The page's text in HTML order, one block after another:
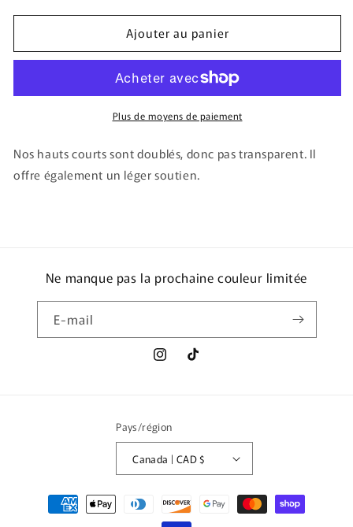
Ajouter au panier
Plus de moyens de paiement
Nos hauts courts sont doublés, donc pas transparent. Il
offre également un léger soutien.
Ne manque pas la prochaine couleur limitée
E-mail
InstagramTikTok
Pays/région
Canada | CAD $
Moyens